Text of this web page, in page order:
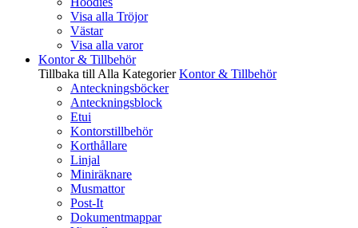
Visa alla Tröjor
Västar
Visa alla varor
Kontor & Tillbehör
Tillbaka till Alla Kategorier Kontor & Tillbehör
Anteckningsböcker
Anteckningsblock
Etui
Kontorstillbehör
Korthållare
Linjal
Miniräknare
Musmattor
Post-It
Dokumentmappar